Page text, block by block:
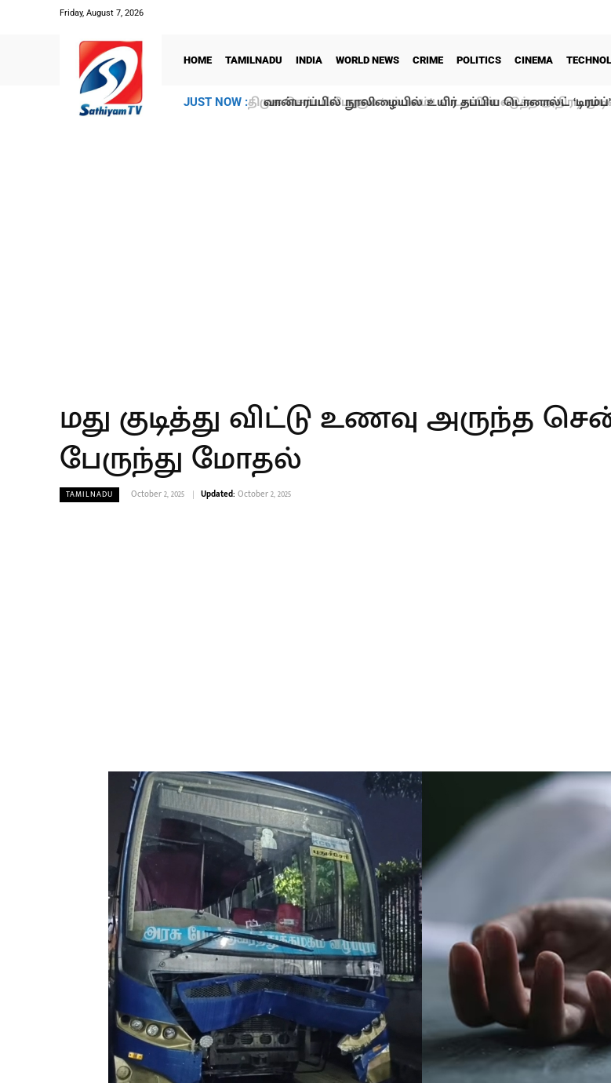
Friday, August 7, 2026
HOME TAMILNADU INDIA WORLD NEWS CRIME POLITICS CINEMA
JUST NOW : வான்பரப்பில் நூலிழையில் உயிர் தப்பிய டொனால்ட் ‘டிரம்ப்’?
மது குடித்து விட்டு உணவு அருந்த
பேருந்து மோதல்
TAMILNADU October 2, 2025 Updated: October 2, 2025